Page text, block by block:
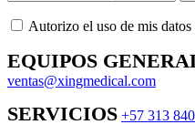
Autorizo ​​el uso de mis datos
EQUIPOS
ventas@xingmedical.com
SERVICIOS +57 313